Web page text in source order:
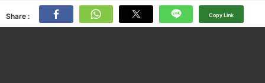
Share : Copy Link